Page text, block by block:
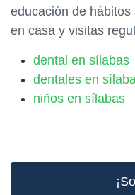
educación de
en casa y visitas
dental en sílabas
dentales en
niños en sílabas